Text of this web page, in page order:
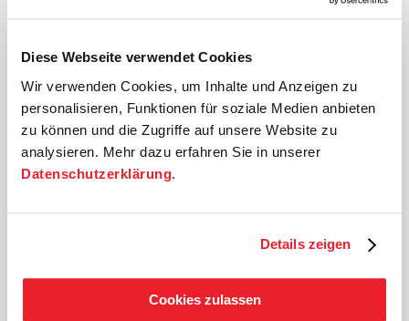
Diese Webseite verwendet Cookies
Wir verwenden Cookies, um Inhalte und Anzeigen zu
personalisieren, Funktionen für soziale Medien anbieten
zu können und die Zugriffe auf unsere Website zu
analysieren. Mehr dazu erfahren Sie in unserer
Datenschutzerklärung.
Details zeigen
Cookies zulassen
Pergamenschikow-Wettbewerb Berlin und bei der
Solistin ist sie mehrfach prämiert worden, zuletzt war
sie Finalistin des Deutschen Musikwettbewerbs 2022 in
der Kategorie ›Violine solo‹ und wurde mit einem
Stipendium und einem Sonderpreis der Deutschen
Stiftung Musikleben ausgezeichnet. Seit einigen Jahren
engagiert sich die Musikerin außerdem für Live Music
©